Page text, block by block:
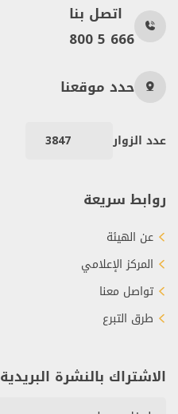
اتصل بنا
800 5 666
حدد موقعنا
عدد الزوار 3847
روابط سريعة
عن الهيئة
المركز الإعلامي
تواصل معنا
طرق التبرع
الاشتراك بالنشرة البريدية